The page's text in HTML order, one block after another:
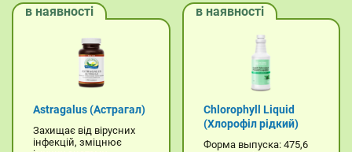
в наявності
Astragalus (Астрагал)
Захищає від вірусних
інфекцій, зміцнює
в наявності
Chlorophyll Liquid
(Хлорофіл рідкий)
Форма выпуска: 475,6